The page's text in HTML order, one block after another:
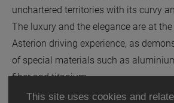
This site uses cookies and
unchartered territories with its curvy
The luxury and the elegance are at
Asterion driving experience, as
of special materials such as
fiber and titanium.